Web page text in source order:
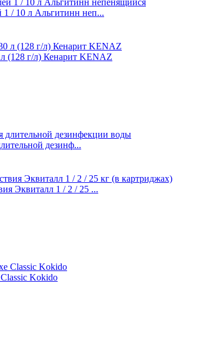
1 / 10 л Альгитинн неп...
(128 г/л) Кенарит KENAZ
дезинф...
Эквиталл 1 / 2 / 25 ...
Kokido